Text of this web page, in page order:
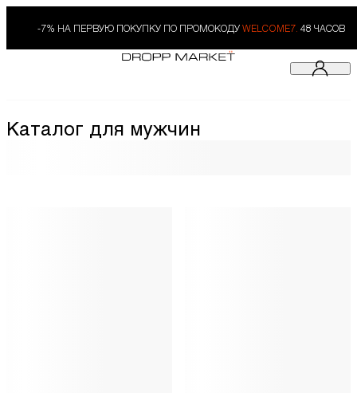
-7% НА ПЕРВУЮ ПОКУПКУ ПО ПРОМОКОДУ WELCOME7. 48 ЧАСОВ
Каталог для мужчин